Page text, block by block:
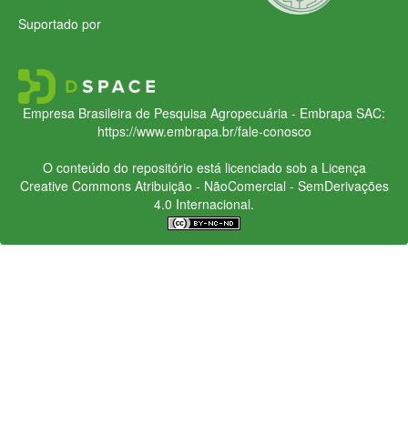
Suportado por
Empresa Brasileira de Pesquisa Agropecuária - Embrapa SAC:
https://www.embrapa.br/fale-conosco
O conteúdo do repositório está licenciado sob a Licença
Creative CommonsAtribuição - NãoComercial - SemDerivações
4.0 Internacional.